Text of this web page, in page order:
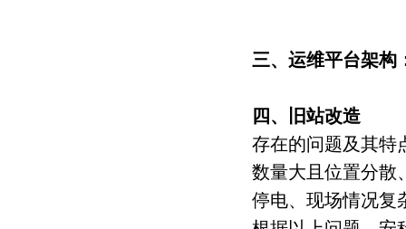
三、运维平台架构
四、旧站改造
存在的问题及其特
数量大且位置分散
停电、现场情况复